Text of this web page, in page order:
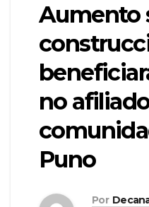
Aumento
no
Puno
Por